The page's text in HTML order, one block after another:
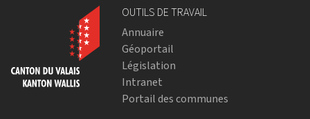
OUTILS DE TRAVAIL
Annuaire
Géoportail
Législation
Intranet
Portail des communes